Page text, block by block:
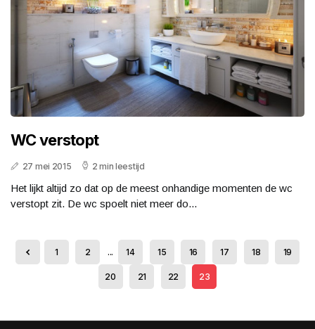
WC verstopt
27 mei 2015 2 min leestijd
Het lijkt altijd zo dat op de meest onhandige momenten de wc
verstopt zit. De wc spoelt niet meer do...
1 2 ... 14 15 16 17 18 19
20 21 22 23